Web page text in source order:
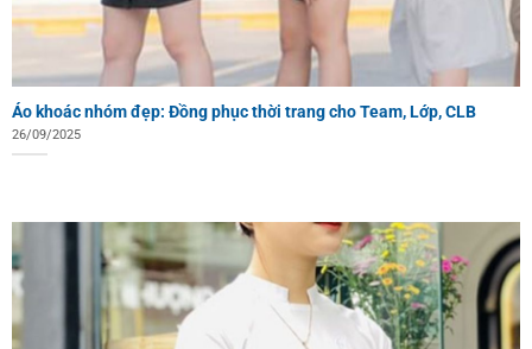
Áo khoác nhóm đẹp: Đồng phục thời trang cho Team, Lớp, CLB
26/09/2025